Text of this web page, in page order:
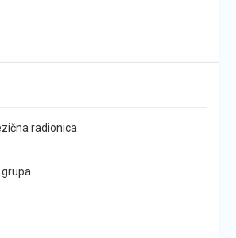
radionica
grupa